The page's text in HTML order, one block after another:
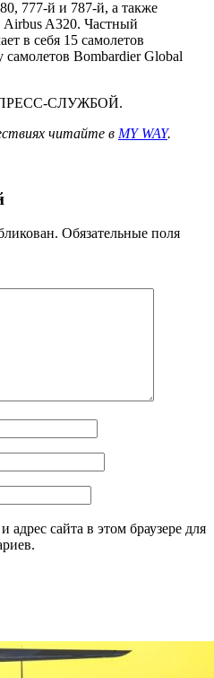
777-й и 787-й, а также
A320. Частный
в себя 15 самолетов
самолетов Bombardier Global
СЛУЖБОЙ.
читайте в MY WAY.
Обязательные поля
сайта в этом браузере для